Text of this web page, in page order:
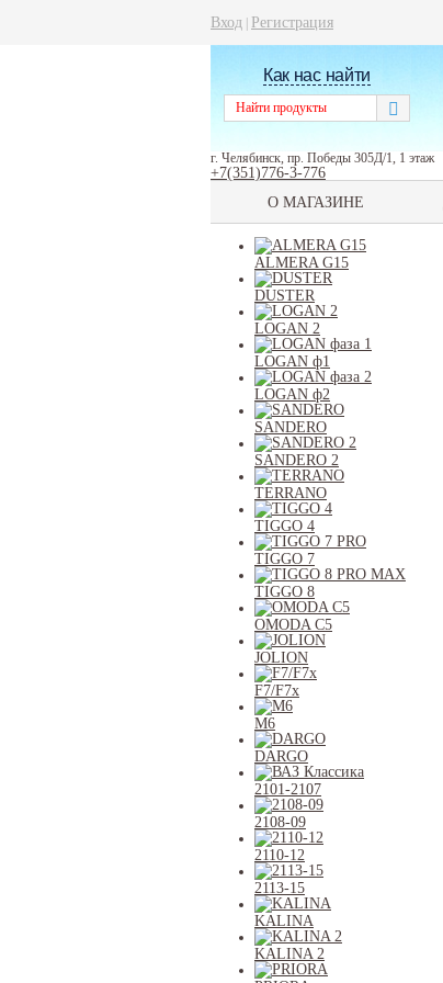
Вход Регистрация
Как нас найти
г. Челябинск, пр. Победы 305Д/1, 1 этаж
+7(351)776-3-776
О МАГАЗИНЕ
ALMERA G15
DUSTER
LOGAN 2
LOGAN ф1
LOGAN ф2
SANDERO
SANDERO 2
TERRANO
TIGGO 4
TIGGO 7
TIGGO 8
OMODA C5
JOLION
F7/F7x
M6
DARGO
2101-2107
2108-09
2110-12
2113-15
KALINA
KALINA 2